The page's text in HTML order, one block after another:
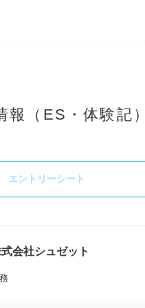
報（ES・体験記）
エントリーシート
会社シュゼット